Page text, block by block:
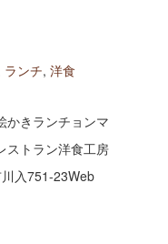
ランチ, 洋食
かきランチョンマ
ストラン洋食工房
入751-23Web